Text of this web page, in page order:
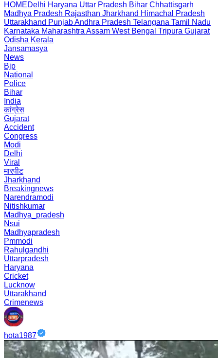
HOMEDelhi Haryana Uttar Pradesh Bihar Chhattisgarh
Madhya Pradesh Rajasthan Jharkhand Himachal Pradesh
Uttarakhand PunjabAndhra Pradesh Telangana Tamil Nadu
Karnataka Maharashtra Assam West Bengal Tripura Gujarat
Odisha Kerala
Jansamasya
News
Bjp
National
Police
Bihar
India
कांग्रेस
Gujarat
Accident
Congress
Modi
Delhi
Viral
मारपीट
Jharkhand
Breakingnews
Narendramodi
Nitishkumar
Madhya_pradesh
Nsui
Madhyapradesh
Pmmodi
Rahulgandhi
Uttarpradesh
Haryana
Cricket
Lucknow
Uttarakhand
Crimenews
hota1987